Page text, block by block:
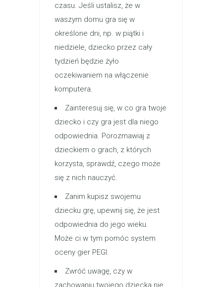
czasu. Jeśli ustalisz, że w
waszym domu gra się w
określone dni, np. w piątki i
niedziele, dziecko przez cały
tydzień będzie żyło
oczekiwaniem na włączenie
komputera.
Zainteresuj się, w co gra twoje
dziecko i czy gra jest dla niego
odpowiednia. Porozmawiaj z
dzieckiem o grach, z których
korzysta, sprawdź, czego może
się z nich nauczyć.
Zanim kupisz swojemu
dziecku grę, upewnij się, że jest
odpowiednia do jego wieku.
Może ci w tym pomóc system
oceny gier PEGI.
Zwróć uwagę, czy w
zachowaniu twojego dziecka nie